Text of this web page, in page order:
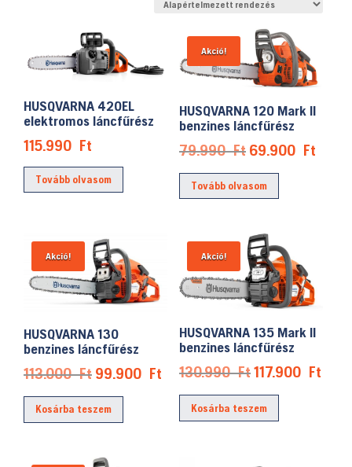
HUSQVARNA 420EL
elektromos láncfűrész
115.990 Ft
Tovább olvasom
Akció!
HUSQVARNA 120 Mark II
benzines láncfűrész
79.990Ft Original
price
was:
69.900 Ft
Tovább olvasom
Akció!
HUSQVARNA 130
benzines láncfűrész
113.000Ft Original
price
was:
99.900 Ft Current
price
Kosárba teszem
Akció!
HUSQVARNA 135 Mark II
benzines láncfűrész
130.990FtOriginal
price
was:
117.900 Ft
Kosárba teszem